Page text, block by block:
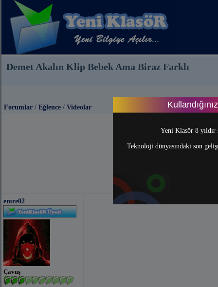
Yeni Klasör 8
Teknoloji dünyasındaki son
Demet Akalın Klip Bebek Ama Biraz Farklı
Forumlar / Eğlence / Videolar
emre02
Çavuş